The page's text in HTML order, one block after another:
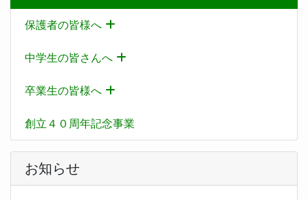
保護者の皆様へ
中学生の皆さんへ
卒業生の皆様へ
創立４０周年記念事業
お知らせ